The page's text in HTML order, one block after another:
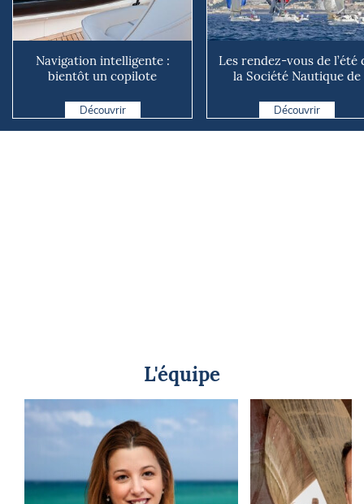
Navigation intelligente :
bientôt un copilote
Découvrir
Les rendez-vous de l’été
la Société Nautique de
Découvrir
L'équipe